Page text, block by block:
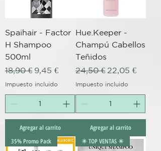
Spaihair - Factor
H Shampoo
500ml
Precio
18,90 € Precio de oferta
9,45 €
Impuesto incluido
Agregar al carrito
Hue.Keeper -
Champú Cabellos
Teñidos
Precio
24,50 € Precio de
22,05 €
Impuesto incluido
Agregar al carrito
35% Promo Pack
✴️ TOP VENTAS ✴️